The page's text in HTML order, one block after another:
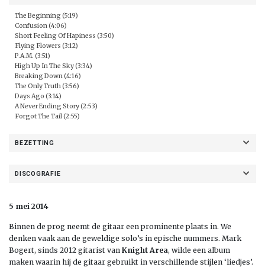
The Beginning (5:19)
Confusion (4:06)
Short Feeling Of Hapiness (3:50)
Flying Flowers (3:12)
P.A.M. (3:51)
High Up In The Sky (3:34)
Breaking Down (4:16)
The Only Truth (3:56)
Days Ago (3:14)
A Never Ending Story (2:53)
Forgot The Tail (2:55)
BEZETTING
DISCOGRAFIE
5 mei 2014
Binnen de prog neemt de gitaar een prominente plaats in. We
denken vaak aan de geweldige solo’s in epische nummers. Mark
Bogert, sinds 2012 gitarist van Knight Area, wilde een album
maken waarin hij de gitaar gebruikt in verschillende stijlen ‘liedjes’.